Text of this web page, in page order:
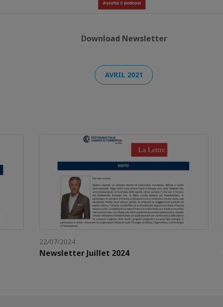
Download Newsletter
AVRIL 2021
22/07/2024
Newsletter Juillet 2024